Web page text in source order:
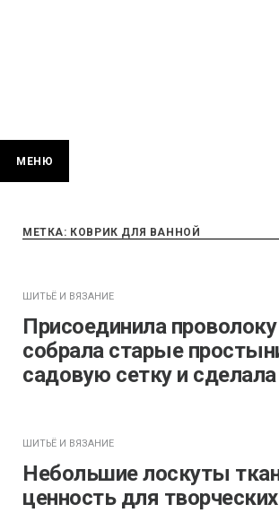
МЕНЮ
МЕТКА: КОВРИК ДЛЯ ВАННОЙ
ШИТЬЁ И ВЯЗАНИЕ
Присоединила
собрала старые
садовую сетку и
ШИТЬЁ И ВЯЗАНИЕ
Небольшие лоскуты
ценность для